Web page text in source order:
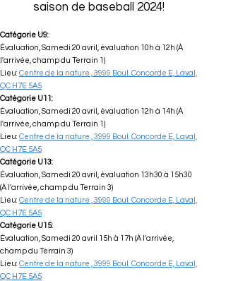
saison de baseball 2024!
Catégorie U9:
Évaluation, Samedi 20 avril, évaluation 10h à 12h (À
l'arrivée, champ du Terrain 1)
Lieu: Centre de la nature , 3999 Boul. Concorde E, Laval,
QC H7E 5A5
Catégorie U11:
Évaluation, Samedi 20 avril, évaluation 12h à 14h (À
l'arrivée, champ du Terrain 1)
Lieu: Centre de la nature , 3999 Boul. Concorde E, Laval,
QC H7E 5A5
Catégorie U13:
Évaluation, Samedi 20 avril, évaluation 13h30 à 15h30
(À l'arrivée, champ du Terrain 3)
Lieu: Centre de la nature , 3999 Boul. Concorde E, Laval,
QC H7E 5A5
Catégorie U15:
Évaluation, Samedi 20 avril 15h à 17h (À l'arrivée,
champ du Terrain 3)
Lieu: Centre de la nature , 3999 Boul. Concorde E, Laval,
QC H7E 5A5